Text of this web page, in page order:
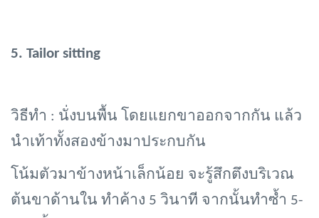
5. Tailor sitting
วิธีทำ : นั่งบนพื้น โดยแยกขาออกจากกัน แล้ว
นำเท้าทั้งสองข้างมาประกบกัน
โน้มตัวมาข้างหน้าเล็กน้อย จะรู้สึกตึงบริเวณ
ต้นขาด้านใน ทำค้าง 5 วินาที จากนั้นทำซ้ำ 5-